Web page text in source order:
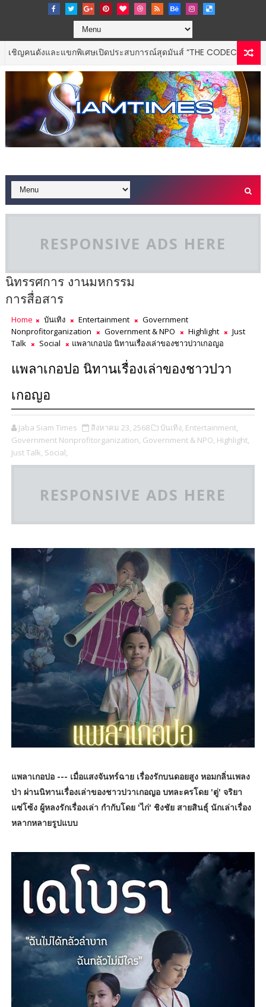
พิเศษเปิดประสบการณ์สุดมันส์ “THE CODECHAOS EXPERIENCE –
RESPONSIVE ADS HERE
นิทรรศการ งานมหกรรม
การสื่อสาร
Home บันเทิง Entertainment
Government
Nonprofitorganization
Government & NPO Highlight
Just
Talk
Social แพลาเกอปอ นิทานเรื่องเล่าของชาวปวาเกอญอ
แพลาเกอปอ นิทานเรื่องเล่าของชาวปวา
เกอญอ
Jaba Siam Times สิงหาคม 23, 2568 บันเทิง, Entertainment,
Government Nonprofitorganization, Government & NPO, Highlight,
Just Talk, Social,
RESPONSIVE ADS HERE
แพลาเกอปอ --- เมื่อแสงจันทร์ฉาย เรื่องรักบนดอยสูง หอมกลิ่นเพลง
ป่า ผ่านนิทานเรื่องเล่าของชาวปวาเกอญอ บทละครโดย 'ตู่' จริยา
แซ่โซ้ง ผู้หลงรักเรื่องเล่า กำกับโดย 'ไก่' ชิงชัย สายสินธุ์ นักเล่าเรื่อง
หลากหลายรูปแบบ